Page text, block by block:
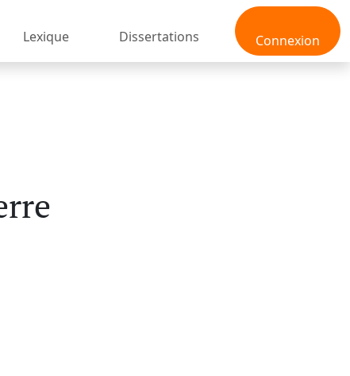
Connexion
Lexique Dissertations